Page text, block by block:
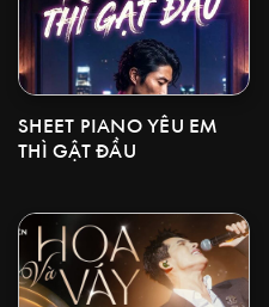
SHEET PIANO YÊU EM
THÌ GẬT ĐẦU